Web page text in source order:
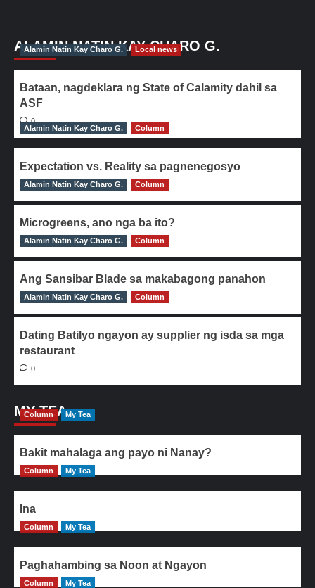
ALAMIN NATIN KAY CHARO G.
Alamin Natin Kay Charo G. Local news
Bataan, nagdeklara ng State of Calamity dahil sa
ASF
0
Alamin Natin Kay Charo G.
Column
Expectation vs. Reality sa pagnenegosyo
0
Alamin Natin Kay Charo G. Column
Microgreens, ano nga ba ito?
0
Alamin Natin Kay Charo G. Column
Ang Sansibar Blade sa makabagong panahon
0
Alamin Natin Kay Charo G. Column
Dating Batilyo ngayon ay supplier ng isda sa mga
restaurant
0
MY TEA
Column My Tea
Bakit mahalaga ang payo ni Nanay?
Column My Tea
Ina
Column My Tea
Paghahambing sa Noon at Ngayon
Column My Tea